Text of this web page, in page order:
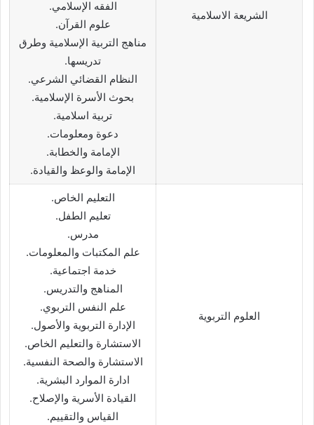
الشريعة الاسلامية
الفقه الإسلامي.
علوم القرآن.
مناهج التربية الإسلامية وطرق
تدريسها.
النظام القضائي الشرعي.
بحوث الأسرة الإسلامية.
تربية اسلامية.
دعوة ومعلومات.
الإمامة والخطابة.
الإمامة والوعظ والقيادة.
العلوم التربوية
التعليم الخاص.
تعليم الطفل.
مدرس.
علم المكتبات والمعلومات.
خدمة اجتماعية.
المناهج والتدريس.
علم النفس التربوي.
الإدارة التربوية والأصول.
الاستشارة والتعليم الخاص.
الاستشارة والصحة النفسية.
ادارة الموارد البشرية.
القيادة الأسرية والإصلاح.
القياس والتقييم.